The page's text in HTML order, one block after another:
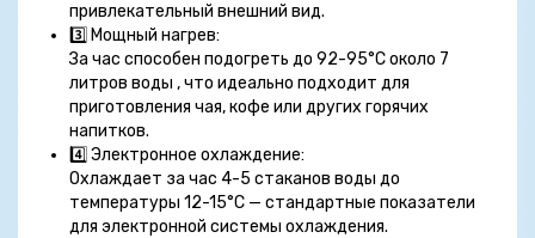
привлекательный внешний вид.
3️⃣ Мощный нагрев:
За час способен подогреть до 92-95°C около 7
литров воды , что идеально подходит для
приготовления чая, кофе или других горячих
напитков.
4️⃣ Электронное охлаждение:
Охлаждает за час 4-5 стаканов воды до
температуры 12-15°C — стандартные показатели
для электронной системы охлаждения.